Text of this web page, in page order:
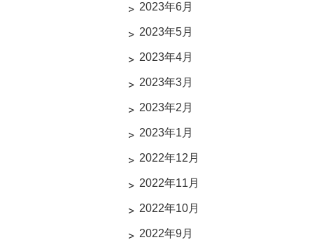
2023年6月
2023年5月
2023年4月
2023年3月
2023年2月
2023年1月
2022年12月
2022年11月
2022年10月
2022年9月